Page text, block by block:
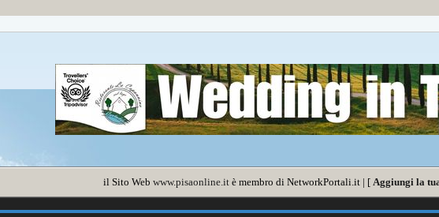
il Sito Web www.pisaonline.it è membro di NetworkPortali.it | [ Aggiungi la